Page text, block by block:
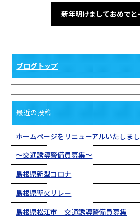
新年明けましておめでと
ブログトップ
最近の投稿
ホームページをリニューアルいたしまし
〜交通誘導警備員募集〜
島根県新型コロナ
島根県聖火リレー
島根県松江市 交通誘導警備員募集